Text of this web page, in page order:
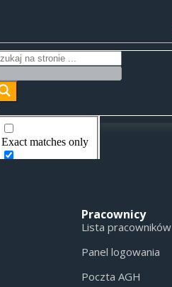
Exact matches only
Pracownicy
Lista pracowników
Panel logowania
Poczta AGH